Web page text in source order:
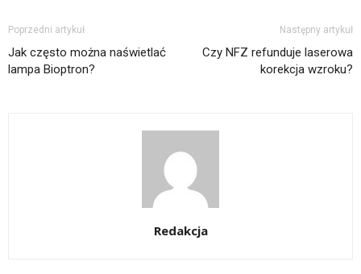
Poprzedni artykuł
Jak często można naświetlać
lampa Bioptron?
Następny artykuł
Czy NFZ refunduje laserowa
korekcja wzroku?
Redakcja